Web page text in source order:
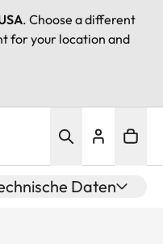
. Choose a different
for your location and
Daten